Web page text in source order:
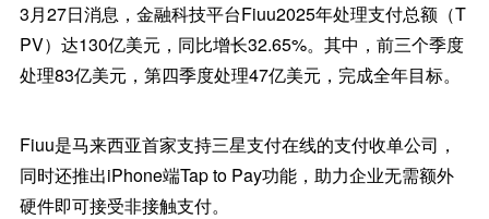
3月27日消息，金融科技平台Fiuu2025年处理支付总额（T
PV）达130亿美元，同比增长32.65%。其中，前三个季度
处理83亿美元，第四季度处理47亿美元，完成全年目标。
Fiuu是马来西亚首家支持三星支付在线的支付收单公司，
同时还推出iPhone端Tap to Pay功能，助力企业无需额外
硬件即可接受非接触支付。